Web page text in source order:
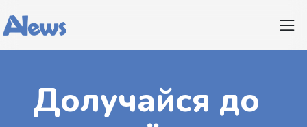
Долучайся до